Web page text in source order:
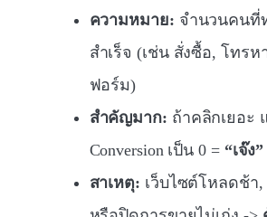
ความหมาย: จำนวนคนที่
สำเร็จ (เช่น สั่งซื้อ, โทรห
ฟอร์ม)
สำคัญมาก: ถ้าคลิกเยอะ
Conversion เป็น 0 = “เจ๊ง”
สาเหตุ: เว็บไซต์โหลดช้า